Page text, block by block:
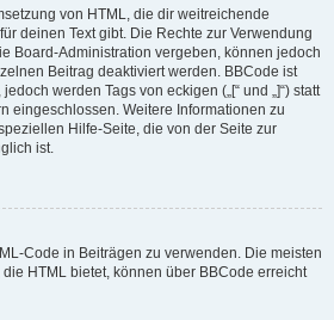
von HTML, die dir weitreichende
deinen Text gibt. Die Rechte zur Verwendung
Board-Administration vergeben, können jedoch
Beitrag deaktiviert werden. BBCode ist
werden Tags von eckigen („[“ und „]“) statt
eingeschlossen. Weitere Informationen zu
Hilfe-Seite, die von der Seite zur
ist.
Code in Beiträgen zu verwenden. Die meisten
HTML bietet, können über BBCode erreicht